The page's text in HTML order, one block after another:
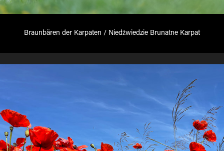
Braunbären der Karpaten / Niedźwiedzie Brunatne Karpat